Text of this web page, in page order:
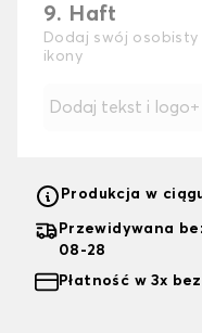
9. Haft
Dodaj swój
ikony
Dodaj tekst i logo+
Produkcja w
Przewidywana
08-28
Płatność w 3x